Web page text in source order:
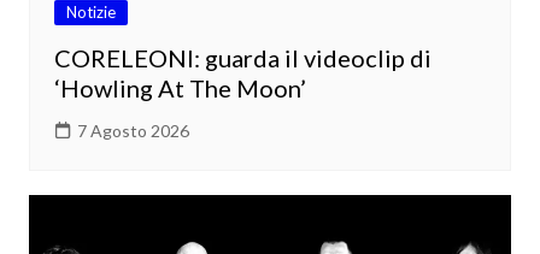
Notizie
CORELEONI: guarda il videoclip di
‘Howling At The Moon’
7 Agosto 2026